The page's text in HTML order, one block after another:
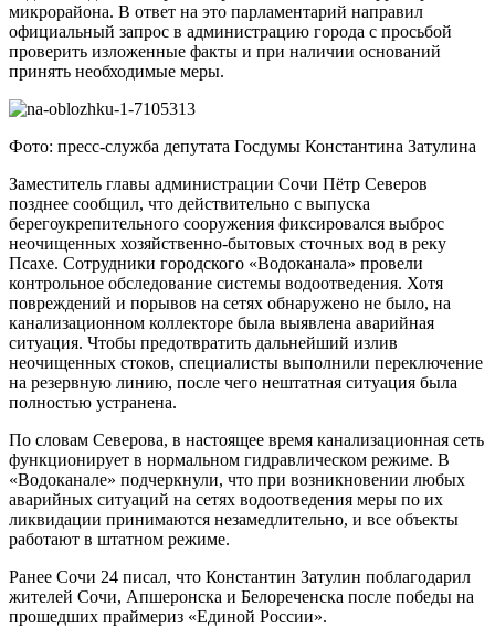
микрорайона. В ответ на это парламентарий направил
официальный запрос в администрацию города с просьбой
проверить изложенные факты и при наличии оснований
принять необходимые меры.
Фото: пресс-служба депутата Госдумы Константина Затулина
Заместитель главы администрации Сочи Пётр Северов
позднее сообщил, что действительно с выпуска
берегоукрепительного сооружения фиксировался выброс
неочищенных хозяйственно-бытовых сточных вод в реку
Псахе. Сотрудники городского «Водоканала» провели
контрольное обследование системы водоотведения. Хотя
повреждений и порывов на сетях обнаружено не было, на
канализационном коллекторе была выявлена аварийная
ситуация. Чтобы предотвратить дальнейший излив
неочищенных стоков, специалисты выполнили переключение
на резервную линию, после чего нештатная ситуация была
полностью устранена.
По словам Северова, в настоящее время канализационная сеть
функционирует в нормальном гидравлическом режиме. В
«Водоканале» подчеркнули, что при возникновении любых
аварийных ситуаций на сетях водоотведения меры по их
ликвидации принимаются незамедлительно, и все объекты
работают в штатном режиме.
Ранее Сочи 24 писал, что Константин Затулин поблагодарил
жителей Сочи, Апшеронска и Белореченска после победы на
прошедших праймериз «Единой России».